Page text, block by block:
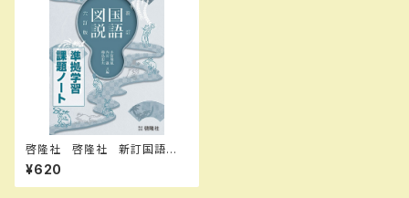
啓隆社 啓隆社 新訂国語図
説 六訂版 学習課題ノート 20
26年度版 新品 問題集本体
のみ 別冊解答なし 新品 問
¥620